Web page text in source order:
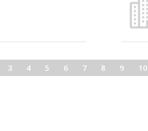
3 4 5 6 7 8 9 10